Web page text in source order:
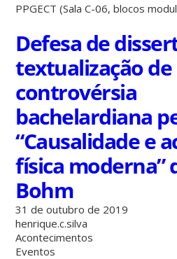
PPGECT (Sala C-06, blocos
Defesa de
textualização
controvérsia
bachelardiana
“Causalidade e
física moderna”
Bohm
31 de outubro de 2019
henrique.c.silva
Acontecimentos
Eventos